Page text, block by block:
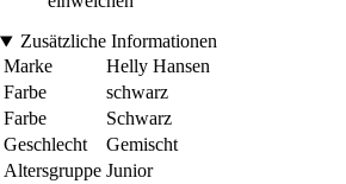
Zusätzliche Informationen
Marke
Helly Hansen
Farbe
schwarz
Farbe
Schwarz
Geschlecht
Gemischt
Altersgruppe Junior